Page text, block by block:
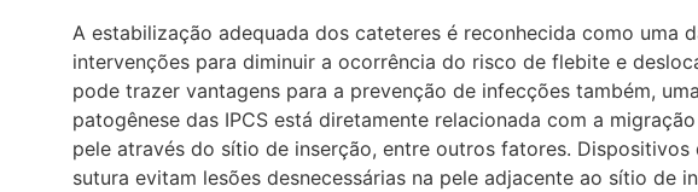
A estabilização adequada dos cateteres é reconhecida como uma
intervenções para diminuir a ocorrência do risco de flebite e
pode trazer vantagens para a prevenção de infecções também,
patogênese das IPCS está diretamente relacionada com a
pele através do sítio de inserção, entre outros fatores. Dispositivos
sutura evitam lesões desnecessárias na pele adjacente ao sítio de